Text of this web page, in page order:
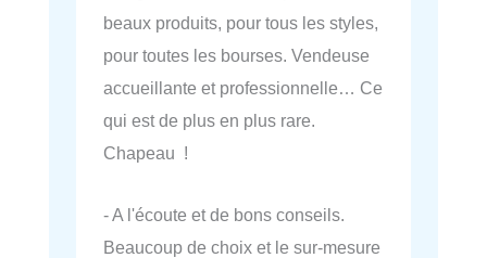
beaux produits, pour tous les styles,
pour toutes les bourses. Vendeuse
accueillante et professionnelle… Ce
qui est de plus en plus rare.
Chapeau !
- A l'écoute et de bons conseils.
Beaucoup de choix et le sur-mesure